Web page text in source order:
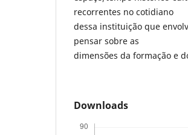
recorrentes no cotidiano
dessa instituição que
pensar sobre as
dimensões da formação e
Downloads